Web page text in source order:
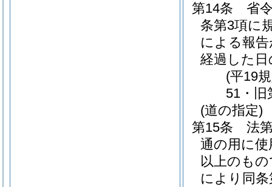
第14条
省
条第3項に
による報
経過した
(平19
51・旧
(道の指定)
第15条
法
通の用に
以上のも
により同